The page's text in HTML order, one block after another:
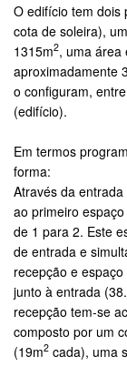
O edifício tem dois
cota de soleira),
1315m2, uma área
aproximadamente
o configuram,
(edifício).
Em termos
forma:
Através da
ao primeiro
de 1 para 2. Este
de entrada e
recepção e
junto à entrada
recepção tem-se
composto por um
(19m2 cada), uma